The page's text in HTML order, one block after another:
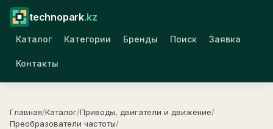
technopark.kz
Каталог Категории Бренды Поиск Заявка
Контакты
Главная/Каталог/Приводы, двигатели и движение/
Преобразователи частоты/